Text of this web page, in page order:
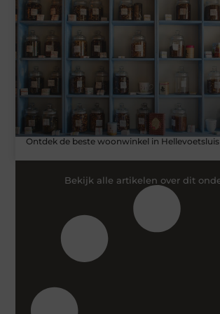
Ontdek de beste woonwinkel in Hellevoetsluis
Bekijk alle artikelen over dit